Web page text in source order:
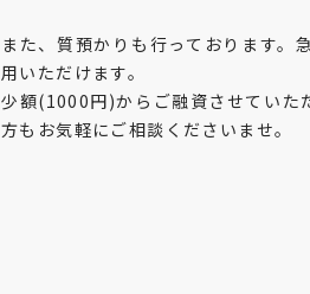
また、質預かりも行っております。
用いただけます。
少額(1000円)からご融資させていた
方もお気軽にご相談くださいませ。